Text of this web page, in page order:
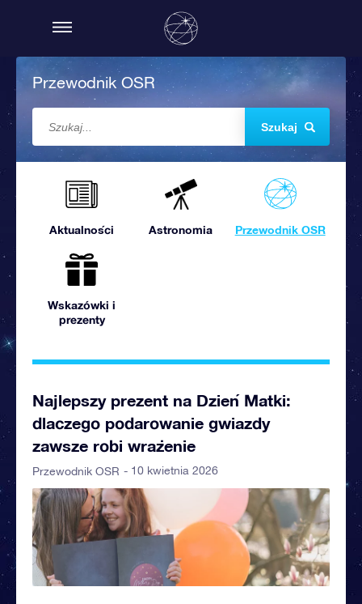
Przewodnik OSR
Szukaj
Aktualności Astronomia Przewodnik OSR
Wskazówki i
prezenty
Najlepszy prezent na Dzień Matki:
dlaczego podarowanie gwiazdy
zawsze robi wrażenie
Przewodnik OSR - 10 kwietnia 2026